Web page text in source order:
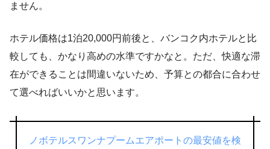
ません。
ホテル価格は1泊20,000円前後と、バンコク内ホテルと比
較しても、かなり高めの水準ですかなと。ただ、快適な滞
在ができることは間違いないため、予算との都合に合わせ
て選べればいいかと思います。
ノボテルスワンナプームエアポートの最安値を検